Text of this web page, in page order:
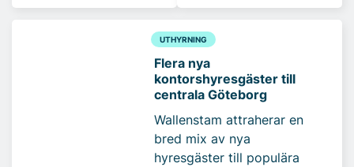
UTHYRNING
Flera nya
kontorshyresgäster till
centrala Göteborg
Wallenstam attraherar en
bred mix av nya
hyresgäster till populära